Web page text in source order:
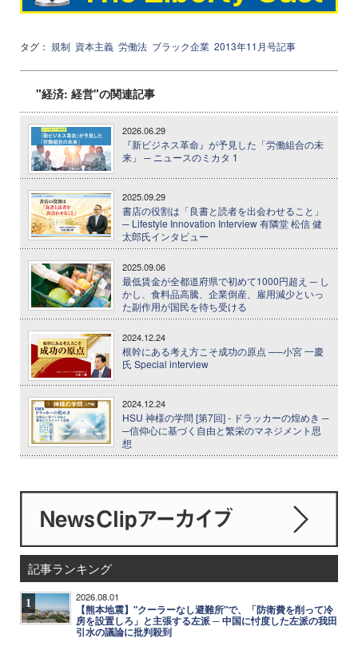
タグ： 規制 資本主義 労働法 ブラック企業 2013年11月号記事
"経済: 経営"の関連記事
2026.06.29
『新ビジネス革命』が予見した「労働組合の未
来」 ─ ニュースのミカタ 1
2025.09.29
書店の役割は「良書と読者を出会わせること」
─ Lifestyle Innovation Interview 有隣堂 松信 健
太郎氏インタビュー
2025.09.06
最低賃金が全都道府県で初めて1000円超え ─ し
かし、食料品高騰、企業倒産、雇用減少といっ
た副作用が国民を待ち受ける
2024.12.24
根幹にある考え方こそ成功の原点 ──小宮 一慶
氏 Special interview
2024.12.24
HSU 神様の学問 [第7回] - ドラッカーの煌めき ─
─信仰心に基づく自由と繁栄のマネジメント思
想
記事ランキング
1 2026.08.01
【熊本地震】"クーラーなし避難所"で、「防衛費を削って冷
房を設置しろ」と主張する左派 ─ 中国に忖度した左派の我田
引水の議論に批判殺到